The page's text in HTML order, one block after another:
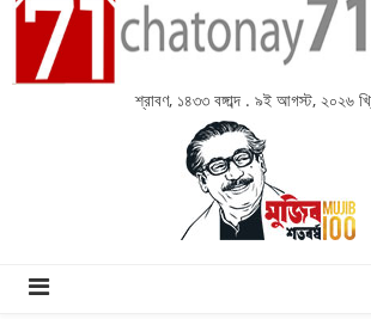
শ্রাবণ, ১৪৩৩ বঙ্গাব্দ . ৯ই আগস্ট, ২০২৬